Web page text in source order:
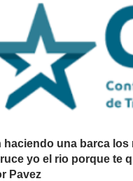
haciendo una barca
yo el rio porque te
Pavez